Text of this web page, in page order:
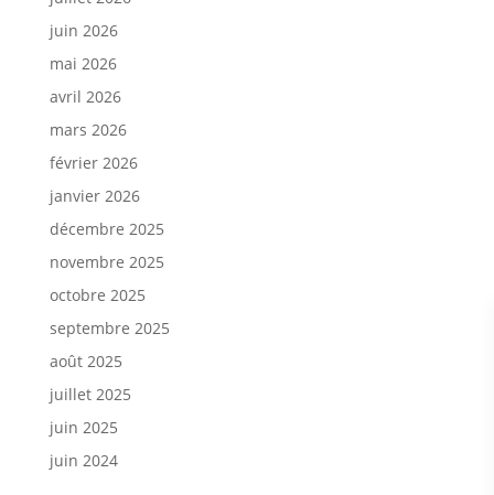
juin 2026
mai 2026
avril 2026
mars 2026
février 2026
janvier 2026
décembre 2025
novembre 2025
octobre 2025
septembre 2025
août 2025
juillet 2025
juin 2025
juin 2024